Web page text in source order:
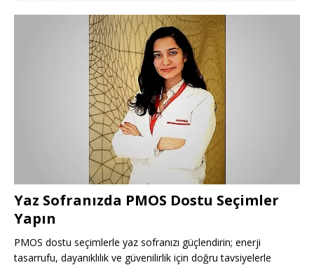
Yaz Sofranızda PMOS Dostu Seçimler
Yapın
PMOS dostu seçimlerle yaz sofranızı güçlendirin; enerji
tasarrufu, dayanıklılık ve güvenilirlik için doğru tavsiyelerle